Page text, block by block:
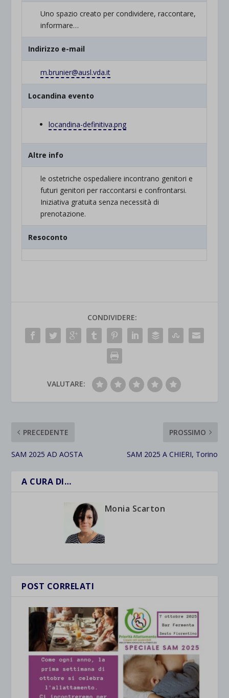
Uno spazio creato per condividere, raccontare,
informare…
Indirizzo e-mail
m.brunier@ausl.vda.it
Locandina evento
locandina-definitiva.png
Altre info
le ostetriche ospedaliere incontrano genitori e
futuri genitori per raccontarsi e confrontarsi.
Iniziativa gratuita senza necessità di
prenotazione.
Resoconto
CONDIVIDERE:
VALUTARE:
PRECEDENTE
SAM 2025 AD AOSTA
PROSSIMO
SAM 2025 A CHIERI, Torino
A CURA DI…
Monia Scarton
POST CORRELATI